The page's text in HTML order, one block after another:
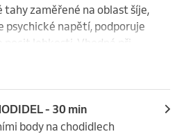
tahy zaměřené na oblast šíje,
psychické napětí, podporuje
pocit lehkosti. Vhodná při
únavě.
- 30 min
body na chodidlech